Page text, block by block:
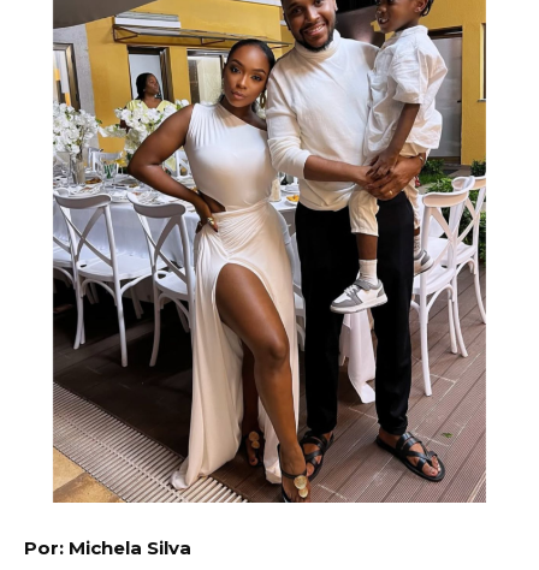
Por: Michela Silva